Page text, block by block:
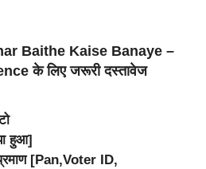
Baithe Kaise Banaye –
के लिए जरूरी दस्तावेज
हुआ]
[Pan,Voter ID,